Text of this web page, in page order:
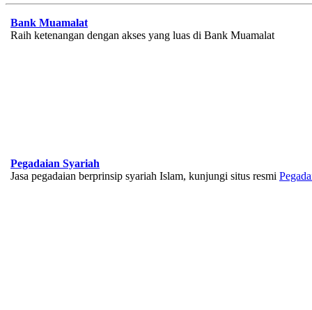
Bank Muamalat
Raih ketenangan dengan akses yang luas di Bank Muamalat
Pegadaian Syariah
Jasa pegadaian berprinsip syariah Islam, kunjungi situs resmi